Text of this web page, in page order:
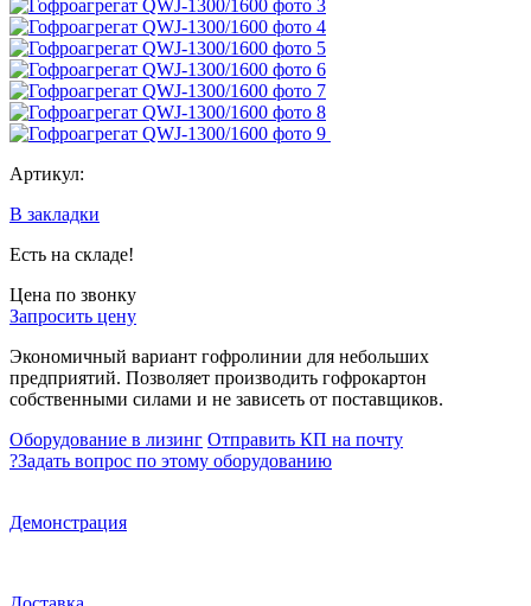
Артикул:
В закладки
Есть на складе!
Цена по звонку
Запросить цену
Экономичный вариант гофролинии для небольших
предприятий. Позволяет производить гофрокартон
собственными силами и не зависеть от поставщиков.
Оборудование в лизинг Отправить КП на почту
?Задать вопрос по этому оборудованию
Демонстрация